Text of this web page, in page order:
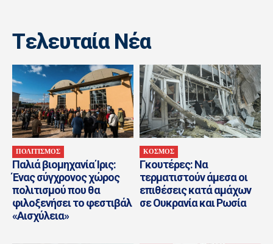
Tελευταία Nέα
ΠΟΛΙΤΙΣΜΟΣ
Παλιά βιομηχανία Ίρις:
Ένας σύγχρονος χώρος
πολιτισμού που θα
φιλοξενήσει το φεστιβάλ
«Αισχύλεια»
ΚΟΣΜΟΣ
Γκουτέρες: Να
τερματιστούν άμεσα οι
επιθέσεις κατά αμάχων
σε Ουκρανία και Ρωσία